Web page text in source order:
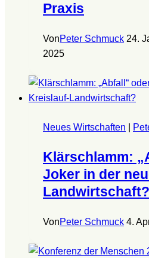
Praxis
VonPeter Schmuck 24.
2025
Neues Wirtschaften
Klärschlamm:
Joker in der
Landwirtschaft?
VonPeter Schmuck 4.